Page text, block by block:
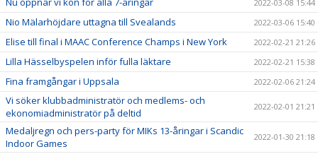
2022-03-08 15:44
Nio Mälarhöjdare uttagna till Svealands 2022-03-06 15:40
Elise till final i MAAC Conference Champs i New York 2022-02-21 21:26
Lilla Hässelbyspelen inför fulla läktare 2022-02-21 15:38
Fina framgångar i Uppsala 2022-02-06 21:24
Vi söker klubbadministratör och medlems- och
ekonomiadministratör på deltid
2022-02-01 21:21
Medaljregn och pers-party för MIKs 13-åringar i Scandic
Indoor Games
2022-01-30 21:18